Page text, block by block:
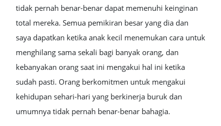
tidak pernah benar-benar dapat memenuhi keinginan
total mereka. Semua pemikiran besar yang dia dan
saya dapatkan ketika anak kecil menemukan cara untuk
menghilang sama sekali bagi banyak orang, dan
kebanyakan orang saat ini mengakui hal ini ketika
sudah pasti. Orang berkomitmen untuk mengakui
kehidupan sehari-hari yang berkinerja buruk dan
umumnya tidak pernah benar-benar bahagia.